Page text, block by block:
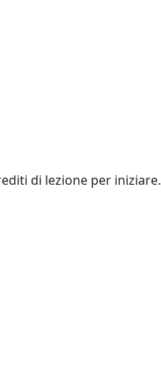
di lezione per iniziare.